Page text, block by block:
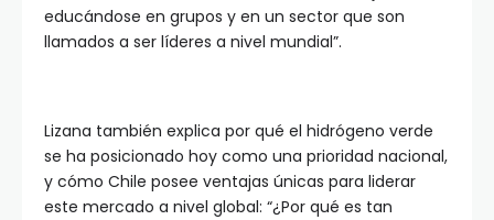
educándose en grupos y en un sector que son
llamados a ser líderes a nivel mundial”.
Lizana también explica por qué el hidrógeno verde
se ha posicionado hoy como una prioridad nacional,
y cómo Chile posee ventajas únicas para liderar
este mercado a nivel global: “¿Por qué es tan